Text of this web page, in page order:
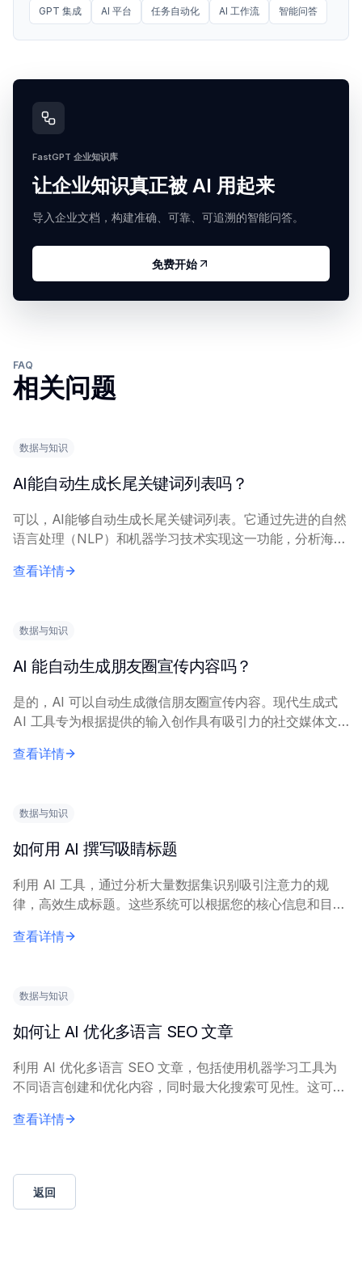
GPT 集成 AI 平台 任务自动化 AI 工作流 智能问答
FastGPT 企业知识库
让企业知识真正被 AI 用起来
导入企业文档，构建准确、可靠、可追溯的智能问答。
免费开始
FAQ
相关问题
数据与知识
AI能自动生成长尾关键词列表吗？
可以，AI能够自动生成长尾关键词列表。它通过先进的自然
语言处理（NLP）和机器学习技术实现这一功能，分析海量
索词组。 AI工具通常需要初始种子关键...
查看详情
数据与知识
AI 能自动生成朋友圈宣传内容吗？
是的，AI 可以自动生成微信朋友圈宣传内容。现代生成式
AI 工具专为根据提供的输入创作具有吸引力的社交媒体文
要，包括产品/服务介绍、目标受众...
查看详情
数据与知识
如何用 AI 撰写吸睛标题
利用 AI 工具，通过分析大量数据集识别吸引注意力的规
律，高效生成标题。这些系统可以根据您的核心信息和目标
成需要高质量的输入数据和明确的目标...
查看详情
数据与知识
如何让 AI 优化多语言 SEO 文章
利用 AI 优化多语言 SEO 文章，包括使用机器学习工具为
不同语言创建和优化内容，同时最大化搜索可见性。这可通
要求包括具备多语言 NLP 能力的...
查看详情
返回